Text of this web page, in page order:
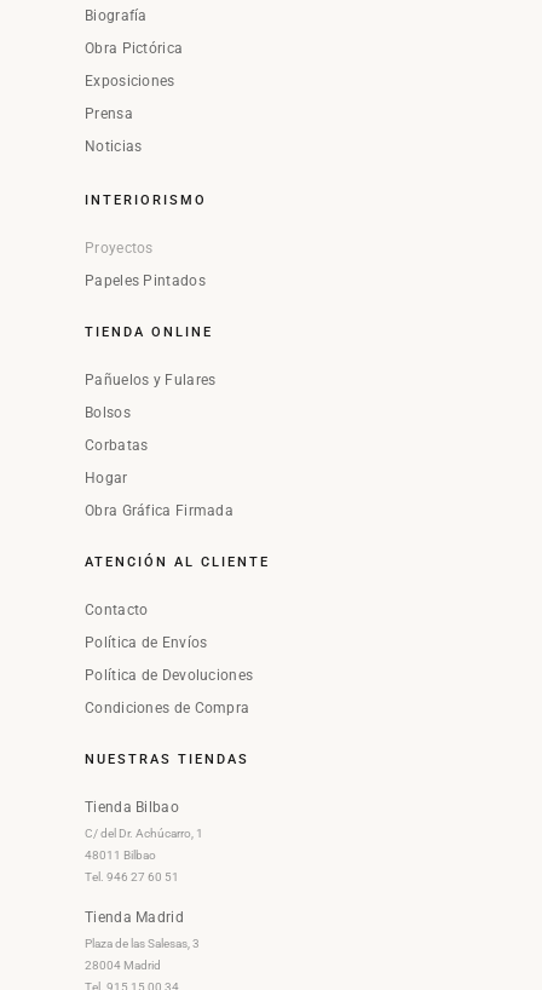
Biografía
Obra Pictórica
Exposiciones
Prensa
Noticias
INTERIORISMO
Proyectos
Papeles Pintados
TIENDA ONLINE
Pañuelos y Fulares
Bolsos
Corbatas
Hogar
Obra Gráfica Firmada
ATENCIÓN AL CLIENTE
Contacto
Política de Envíos
Política de Devoluciones
Condiciones de Compra
NUESTRAS TIENDAS
Tienda Bilbao
C/ del Dr. Achúcarro, 1
48011 Bilbao
Tel. 946 27 60 51
Tienda Madrid
Plaza de las Salesas, 3
28004 Madrid
Tel. 915 15 00 34